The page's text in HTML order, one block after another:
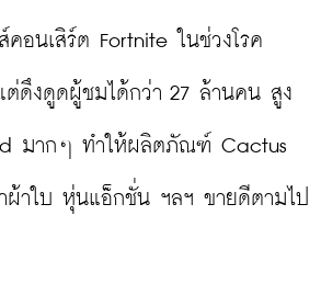
อนเสิร์ต Fortnite ในช่วงโรค
ดึงดูดผู้ชมได้กว่า 27 ล้านคน สูง
มากๆ ทำให้ผลิตภัณฑ์ Cactus
ผ้าใบ หุ่นแอ็กชั่น ฯลฯ ขายดีตามไป